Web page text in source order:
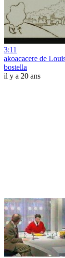
3:11
akoacacere de
bostella
il y a 20 ans